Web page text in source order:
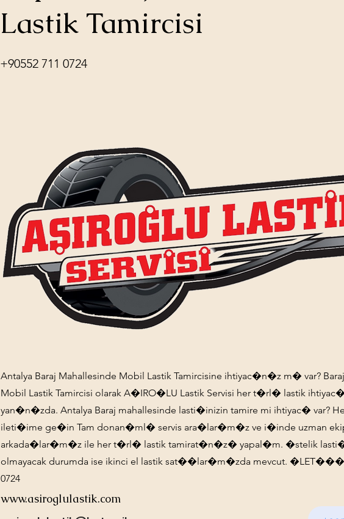
Lastik Tamircisi
+90552 711 0724
Antalya Baraj Mahallesinde Mobil Lastik Tamircisine ihtiyac�n�z m� var?
Mobil Lastik Tamircisi olarak A�IRO�LU Lastik Servisi her t�rl� lastik
yan�n�zda. Antalya Baraj mahallesinde lasti�inizin tamire mi ihtiyac� var?
ileti�ime ge�in Tam donan�ml� servis ara�lar�m�z ve i�inde uzman
arkada�lar�m�z ile her t�rl� lastik tamirat�n�z� yapal�m. �stelik
olmayacak durumda ise ikinci el lastik sat��lar�m�zda mevcut.
0724
www.asiroglulastik.com